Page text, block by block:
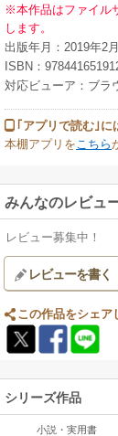
※本作品はファイル
します。
出版年月：2019年2月
ISBN：
対応ビューア：ブラ
｢アプリで読む｣に
本棚アプリをこちら
みんなのレビュ
レビュー募集中！
レビューを書く
この作品をシェア
シリーズ作品
小説・実用書